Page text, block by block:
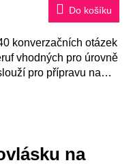
Do košíku
konverzačních otázek
vhodných pro úrovně
pro přípravu na
na